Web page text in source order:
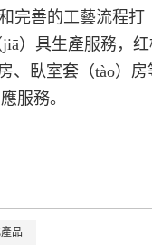
善的工藝流程打
）具生產服務，红
、臥室套（tào）
服務。
品